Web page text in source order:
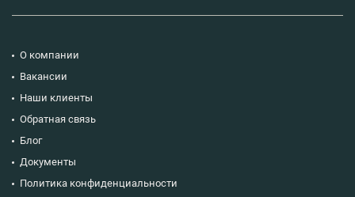
О компании
Вакансии
Наши клиенты
Обратная связь
Блог
Документы
Политика конфиденциальности